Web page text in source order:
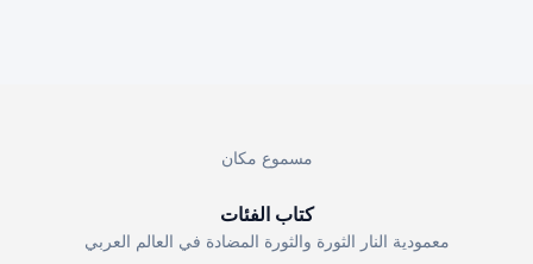
مسموع مكان
كتاب الفئات
معمودية النار الثورة والثورة المضادة في العالم العربي